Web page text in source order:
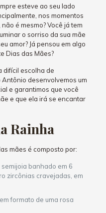
esteve ao seu lado
nos momentos
é mesmo? Você já tem
o sorriso da sua mãe
amor? Já pensou em algo
Dias das Mães?
difícil escolha de
desenvolvemos um
e garantimos que você
e que ela irá se encantar
Rainha
mães é composto por:
banhado em 6
zircônias cravejadas, em
formato de uma rosa